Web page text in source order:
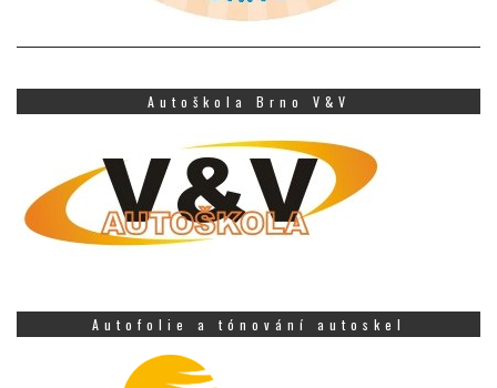
Autoškola Brno V&V
Autofolie a tónování autoskel